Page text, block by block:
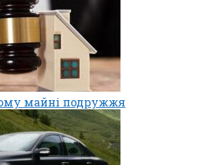
майні подружжя